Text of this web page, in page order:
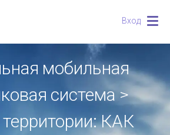
Вход
мобильная
система >
КАК